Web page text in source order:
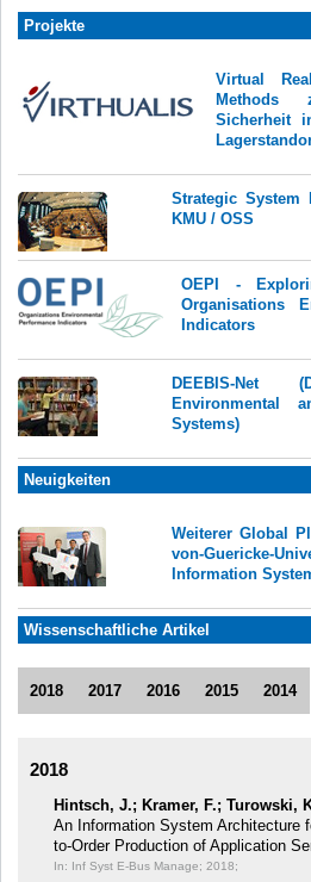
Projekte
Virtual
Methods
Sicherheit
Strategic System
KMU / OSS
OEPI -
Organisations
Indicators
DEEBIS-Net
Environmental
Systems)
Neuigkeiten
Weiterer Global
von-Guericke-
Information
Wissenschaftliche Artikel
2018 2017 2016 2015 2014
2018
Hintsch, J.; Kramer, F.; Turowski,
An Information System Architecture
to-Order Production of Application
In: Inf Syst E-Bus Manage; 2018;